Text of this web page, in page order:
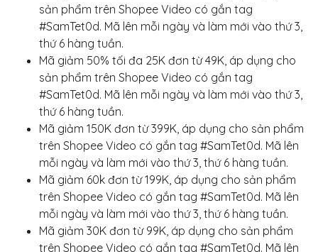
sản phẩm trên Shopee Video có gắn tag
#SamTet0d. Mã lên mỗi ngày và làm mới vào thứ 3,
thứ 6 hàng tuần.
Mã giảm 50% tối đa 25K đơn từ 49K, áp dụng cho
sản phẩm trên Shopee Video có gắn tag
#SamTet0d. Mã lên mỗi ngày và làm mới vào thứ 3,
thứ 6 hàng tuần.
Mã giảm 150K đơn từ 399K, áp dụng cho sản phẩm
trên Shopee Video có gắn tag #SamTet0d. Mã lên
mỗi ngày và làm mới vào thứ 3, thứ 6 hàng tuần.
Mã giảm 60k đơn từ 199K, áp dụng cho sản phẩm
trên Shopee Video có gắn tag #SamTet0d. Mã lên
mỗi ngày và làm mới vào thứ 3, thứ 6 hàng tuần.
Mã giảm 30K đơn từ 99K, áp dụng cho sản phẩm
trên Shopee Video có gắn tag #SamTet0d. Mã lên